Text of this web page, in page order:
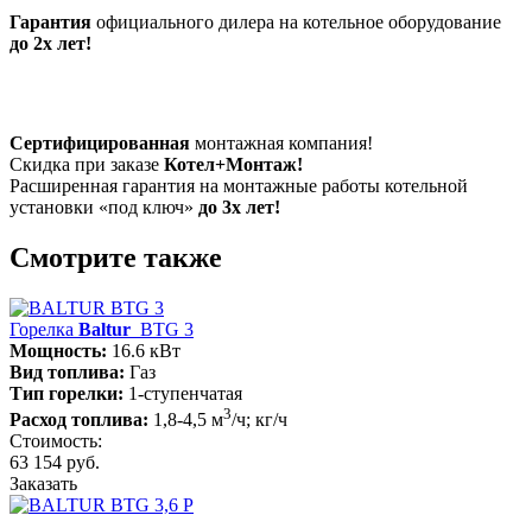
Гарантия официального дилера на котельное оборудование
до 2х лет!
Сертифицированная монтажная компания!
Скидка при заказе Котел+Монтаж!
Расширенная гарантия на монтажные работы котельной
установки «под ключ» до 3х лет!
Смотрите также
Горелка Baltur BTG 3
Мощность: 16.6 кВт
Вид топлива: Газ
Тип горелки: 1-ступенчатая
Расход топлива: 1,8-4,5 м3/ч; кг/ч
Стоимость:
63 154 руб.
Заказать